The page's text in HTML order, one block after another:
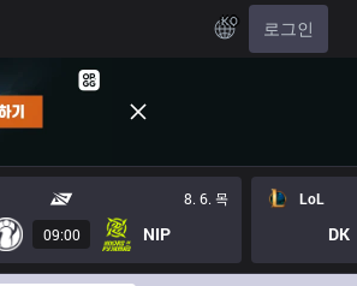
KO 로그인
8. 6. 목
09:00 NIP
LoL
DK